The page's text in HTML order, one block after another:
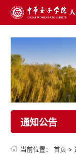
通知公告
当前位置：首页 >